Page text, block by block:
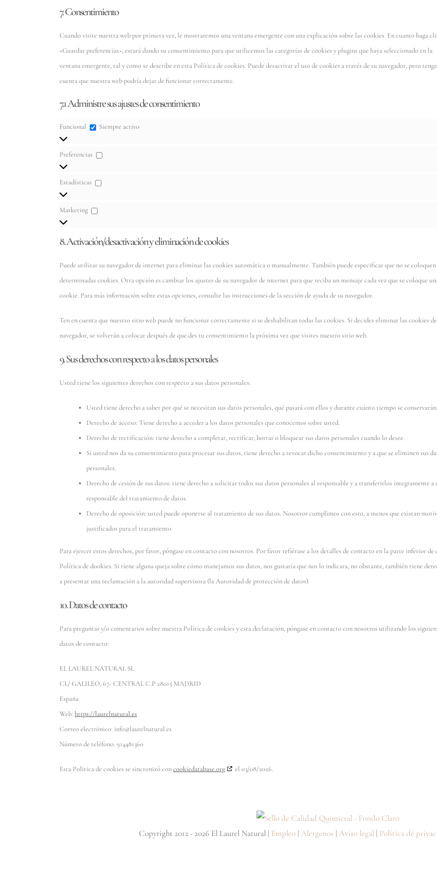
fonts
7. Consentimiento
Cuando visite nuestra web por primera vez, le mostraremos una ventana emergente con una explicación sobre las cookies. En cuanto haga
«Guardar preferencias», estará dando su consentimiento para que utilicemos las categorías de cookies y plugins que haya seleccionado en la
ventana emergente, tal y como se describe en esta Política de cookies. Puede desactivar el uso de cookies a través de su navegador, pero
cuenta que nuestra web podría dejar de funcionar correctamente.
7.1 Administre sus ajustes de consentimiento
Funcional Funcional
Siempre activo
Preferencias
Estadísticas
Marketing
8. Activación/desactivación y eliminación de cookies
Puede utilizar su navegador de internet para eliminar las cookies automática o manualmente. También puede especificar que no se coloquen
determinadas cookies. Otra opción es cambiar los ajustes de su navegador de internet para que reciba un mensaje cada vez que se coloque
cookie. Para más información sobre estas opciones, consulte las instrucciones de la sección de ayuda de su navegador.
Ten en cuenta que nuestro sitio web puede no funcionar correctamente si se deshabilitan todas las cookies. Si decides eliminar las cookies
navegador, se volverán a colocar después de que des tu consentimiento la próxima vez que visites nuestro sitio web.
9. Sus derechos con respecto a los datos personales
Usted tiene los siguientes derechos con respecto a sus datos personales:
Usted tiene derecho a saber por qué se necesitan sus datos personales, qué pasará con ellos y durante cuánto tiempo se conservarán.
Derecho de acceso: Tiene derecho a acceder a los datos personales que conocemos sobre usted.
Derecho de rectificación: tiene derecho a completar, rectificar, borrar o bloquear sus datos personales cuando lo desee.
Si usted nos da su consentimiento para procesar sus datos, tiene derecho a revocar dicho consentimiento y a que se eliminen sus
personales.
Derecho de cesión de sus datos: tiene derecho a solicitar todos sus datos personales al responsable y a transferirlos íntegramente a
responsable del tratamiento de datos.
Derecho de oposición: usted puede oponerse al tratamiento de sus datos. Nosotros cumplimos con esto, a menos que existan
justificados para el tratamiento.
Para ejercer estos derechos, por favor, póngase en contacto con nosotros. Por favor refiérase a los detalles de contacto en la parte inferior de
Política de dookies. Si tiene alguna queja sobre cómo manejamos sus datos, nos gustaría que nos lo indicara, no obstante, también tiene
a presentar una reclamación a la autoridad supervisora (la Autoridad de protección de datos).
10. Datos de contacto
Para preguntas y/o comentarios sobre nuestra Política de cookies y esta declaración, póngase en contacto con nosotros utilizando los
datos de contacto:
EL LAUREL NATURAL SL
CL/ GALILEO, 67- CENTRAL C.P 28015 MADRID
España
Web: https://laurelnatural.es
Correo electrónico: info@laurelnatural.es
Número de teléfono: 914481360
Esta Politica de cookies se sincronizó concookiedatabase.org el 03/08/2026.
Copyright 2012 - 2026 El Laurel Natural | Empleo | Alergenos | Aviso legal | Política de